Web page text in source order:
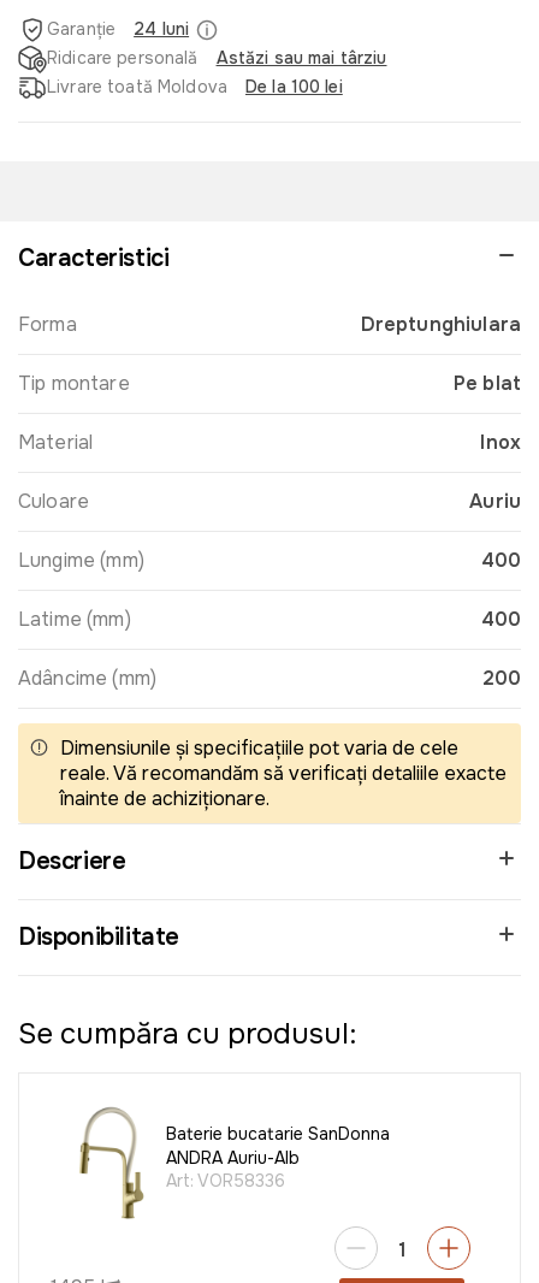
Garanție
24 luni
Ridicare personală
Astăzi sau mai târziu
Livrare toată Moldova
De la 100 lei
Caracteristici
Forma Dreptunghiulara
Tip montare Pe blat
Material Inox
Culoare Auriu
Lungime (mm) 400
Latime (mm) 400
Adâncime (mm) 200
Dimensiunile și specificațiile pot varia de cele
reale. Vă recomandăm să verificați detaliile exacte
înainte de achiziționare.
Descriere
Disponibilitate
Se cumpăra cu produsul:
Baterie bucatarie SanDonna
ANDRA Auriu-Alb
Art: VOR58336